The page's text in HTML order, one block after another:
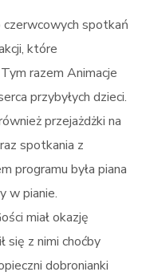
czerwcowych spotkań
które
razem Animacje
przybyłych dzieci.
przejażdżki na
spotkania z
programu była piana
w pianie.
miał okazję
się z nimi choćby
dobronianki